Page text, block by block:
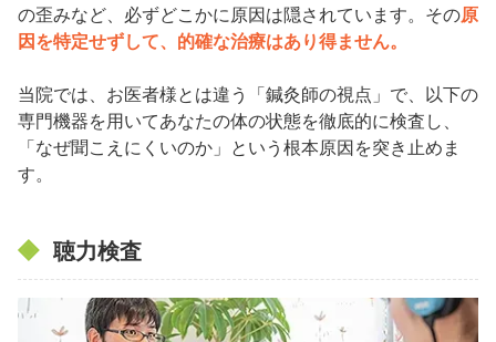
の歪みなど、必ずどこかに原因は隠されています。その原
因を特定せずして、的確な治療はあり得ません。
当院では、お医者様とは違う「鍼灸師の視点」で、以下の
専門機器を用いてあなたの体の状態を徹底的に検査し、
「なぜ聞こえにくいのか」という根本原因を突き止めま
す。
聴力検査